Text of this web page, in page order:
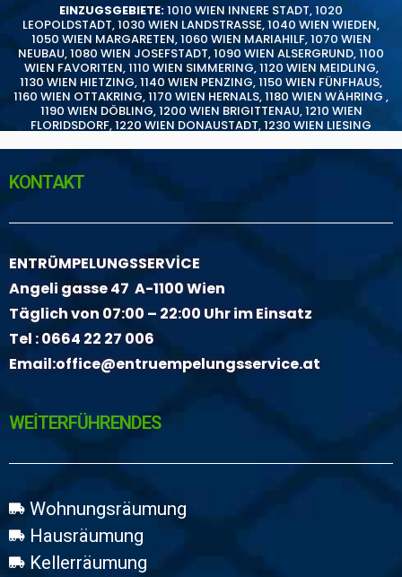
EINZUGSGEBIETE:1010 WIEN INNERE STADT,1020
LEOPOLDSTADT,1030 WIEN LANDSTRASSE,1040 WIEN WIEDEN,
1050 WIEN MARGARETEN,1060 WIEN MARIAHILF,1070 WIEN
NEUBAU,1080 WIEN JOSEFSTADT,1090 WIEN ALSERGRUND,1100
WIEN FAVORITEN,1110 WIEN SIMMERING,1120 WIEN MEIDLING,
1130 WIEN HIETZING,1140 WIEN PENZING,1150 WIEN FÜNFHAUS,
1160 WIEN OTTAKRING,1170 WIEN HERNALS,1180 WIEN WÄHRING ,
1190 WIEN DÖBLING,1200 WIEN BRIGITTENAU,1210 WIEN
FLORIDSDORF,1220 WIEN DONAUSTADT,1230 WIEN LIESING
KONTAKT
ENTRÜMPELUNGSSERVİCE
Angeli gasse 47 A-1100 Wien
Täglich von 07:00 – 22:00 Uhr im Einsatz
Tel :0664 22 27 006
Email:office@entruempelungsservice.at
WEİTERFÜHRENDES
Wohnungsräumung
Hausräumung
Kellerräumung